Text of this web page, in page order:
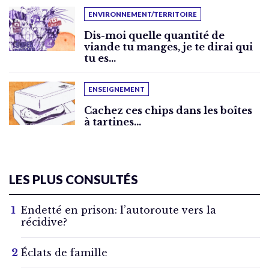
ENVIRONNEMENT/TERRITOIRE
Dis-moi quelle quantité de
viande tu manges, je te dirai qui
tu es…
ENSEIGNEMENT
Cachez ces chips dans les boîtes
à tartines…
LES PLUS CONSULTÉS
Endetté en prison: l’autoroute vers la
récidive?
Éclats de famille